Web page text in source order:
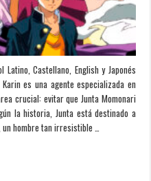
Latino, Castellano, English y Japonés
es una agente especializada en
crucial: evitar que Junta Momonari
la historia, Junta está destinado a
un hombre tan irresistible …